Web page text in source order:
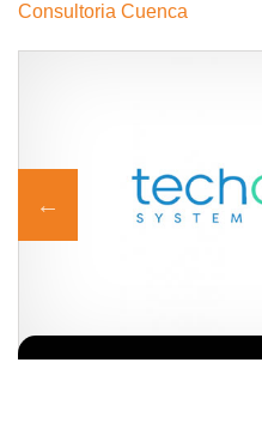
Consultoria Cuenca